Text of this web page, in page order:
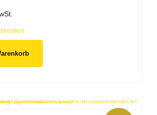
ist:
7,77 €.